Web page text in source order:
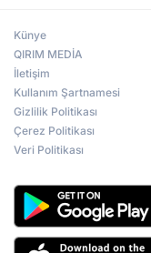
Künye
QIRIM MEDİA
İletişim
Kullanım Şartnamesi
Gizlilik Politikası
Çerez Politikası
Veri Politikası